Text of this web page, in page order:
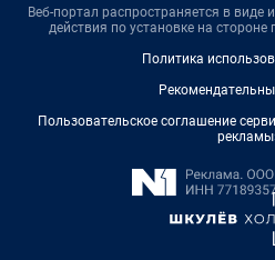
Веб-портал распространяется в виде
действия по установке на
Политика
Пользовательское соглашение